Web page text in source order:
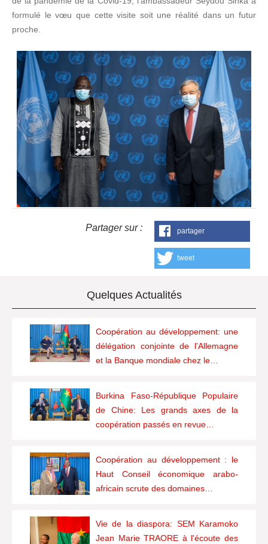
formulé le vœu que cette visite soit une réalité dans un futur
proche.
Partager sur : partager
tweet
Quelques Actualités
Coopération au développement: une
délégation conjointe de l’Allemagne
et la Banque mondiale chez le…
Burkina Faso-République Populaire
de Chine: Les grands axes de la
coopération passés en revue…
Coopération au développement : le
Haut Conseil économique arabo-
africain scrute des domaines…
Vie de la diaspora: SEM Karamoko
Jean Marie TRAORE à l'écoute des